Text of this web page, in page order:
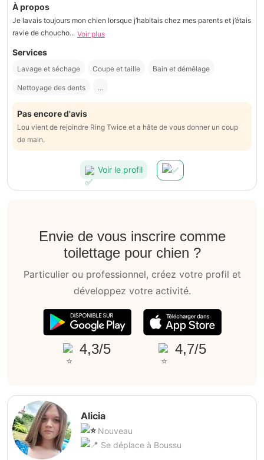
À propos
Je lavais toujours mon chien lorsque j’habitais chez mes parents et j’étais
ravie de choucho... Voir plus
Services
Lavage et séchage Coupe et taille Bain et démêlage
Nettoyage des dents ...
Pas encore d'avis
Lou vient de rejoindre Ring Twice et a hâte de vous donner un coup
de main.
Voir le profil
Envie de vous inscrire comme
toilettage pour chien ?
Particulier ou professionnel, créez votre profil et
développez votre activité.
4,3/5 4,7/5
Alicia
Nouveau
Se déplace à Boussu